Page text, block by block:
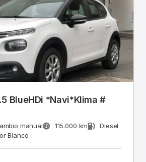
BlueHDi *Navi*Klima #
manual 115.000 km
Diesel
Blanco